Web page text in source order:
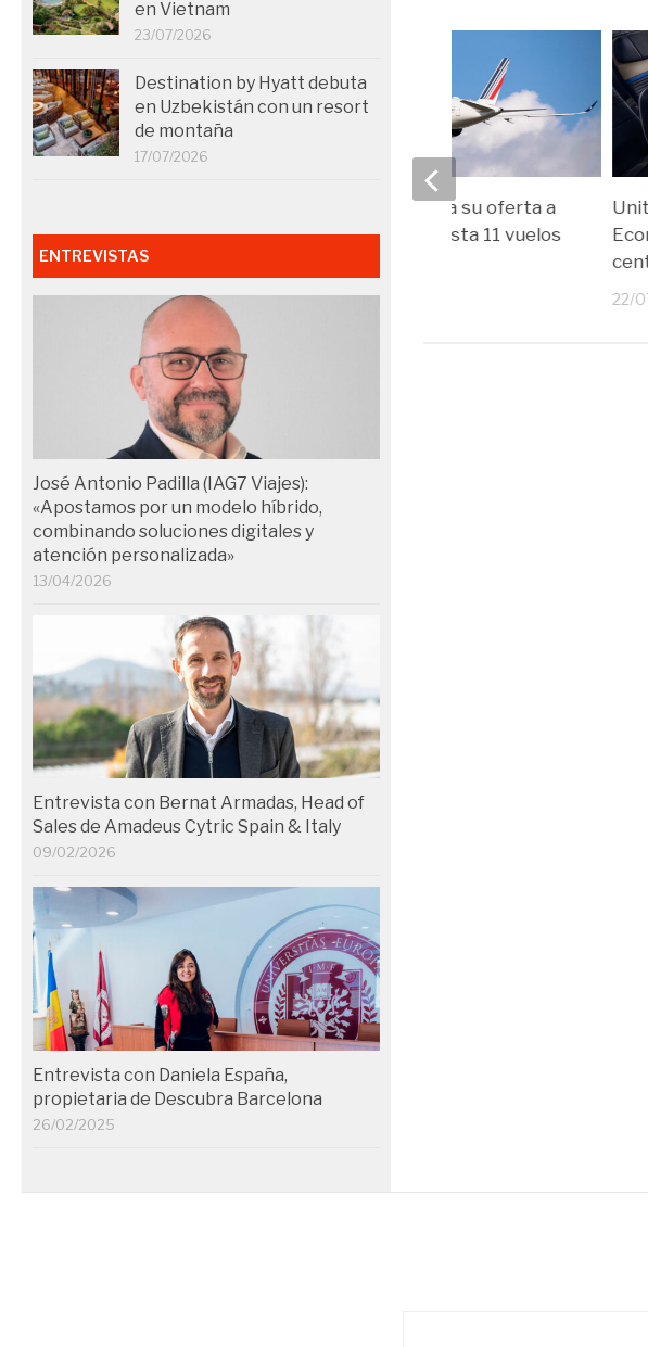
22/
Air France refuerza su oferta a
Nueva York con hasta 11 vuelos
23/02/2026
en Vietnam
23/07/2026
Destination by Hyatt debuta
en Uzbekistán con un resort
de montaña
17/07/2026
ENTREVISTAS
José Antonio Padilla (IAG7 Viajes):
«Apostamos por un modelo híbrido,
combinando soluciones digitales y
atención personalizada»
13/04/2026
Entrevista con Bernat Armadas, Head of
Sales de Amadeus Cytric Spain & Italy
09/02/2026
Entrevista con Daniela España,
propietaria de Descubra Barcelona
26/02/2025